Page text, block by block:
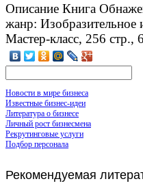
Описание Книга
жанр: Изобразительное
Мастер-класс, 256
Новости в мире бизнеса
Известные бизнес-идеи
Литература о бизнесе
Личный рост бизнесмена
Рекрутинговые услуги
Подбор персонала
Рекомендуемая